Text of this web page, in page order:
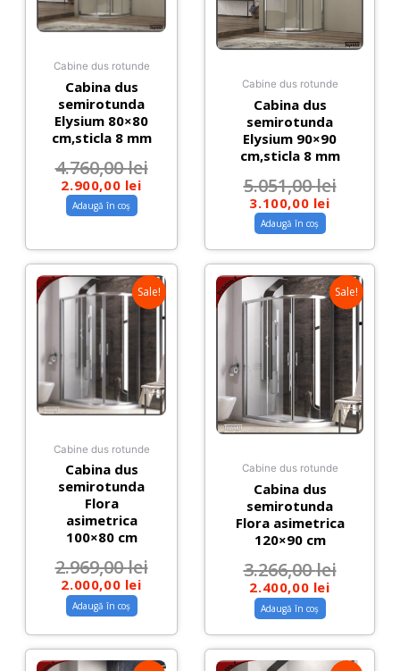
Cabine dus rotunde
Cabina dus
semirotunda
Elysium 80×80
cm,sticla 8 mm
4.760,00lei
2.900,00 lei
Adaugă în coș
Cabine dus rotunde
Cabina dus
semirotunda
Elysium 90×90
cm,sticla 8 mm
5.051,00lei
3.100,00 lei
Adaugă în coș
Sale!
Cabine dus rotunde
Cabina dus
semirotunda
Flora
asimetrica
100×80 cm
2.969,00lei
2.000,00 lei
Adaugă în coș
Sale!
Cabine dus rotunde
Cabina dus
semirotunda
Flora asimetrica
120×90 cm
3.266,00lei
2.400,00 lei
Adaugă în coș